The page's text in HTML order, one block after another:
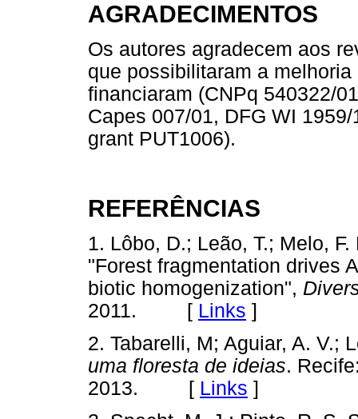
AGRADECIMENTOS
Os autores agradecem aos
que possibilitaram a
financiaram (CNPq 540322/
Capes 007/01, DFG WI
grant PUT1006).
REFERÊNCIAS
1. Lôbo, D.; Leão, T.; Melo,
"Forest fragmentation drives
biotic homogenization",
2011. [ Links ]
2. Tabarelli, M; Aguiar, A. V.;
uma floresta de ideias.
2013. [ Links ]